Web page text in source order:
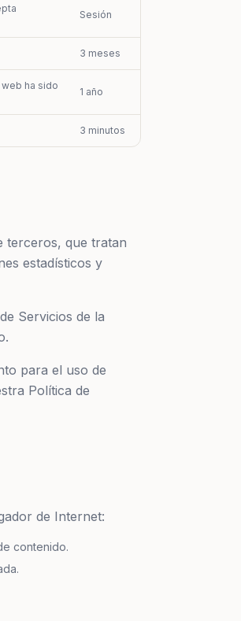
Sesión
3 meses
ha sido
1 año
3 minutos
terceros, que tratan
estadísticos y
Servicios de la
para el uso de
Política de
de Internet:
contenido.